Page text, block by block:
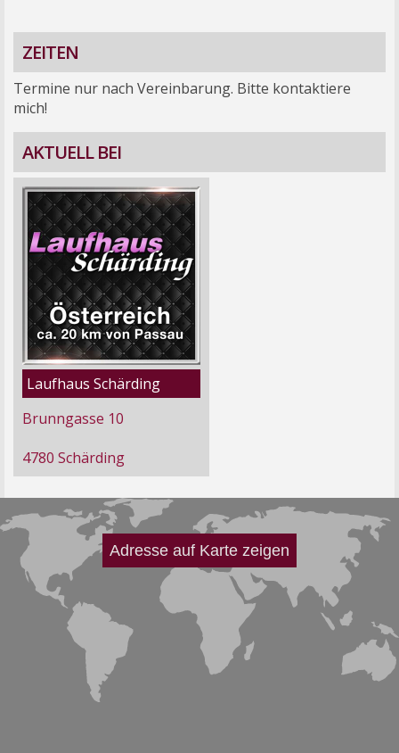
ZEITEN
Termine nur nach Vereinbarung. Bitte kontaktiere
mich!
AKTUELL BEI
Laufhaus Schärding
Brunngasse 10
4780 Schärding
Adresse auf Karte zeigen